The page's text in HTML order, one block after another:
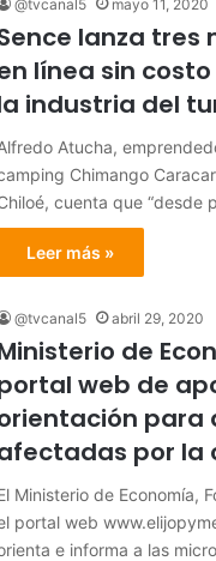
@tvcanal5 mayo 11, 2020
lanza tres
línea sin
industria del
Atucha,
Chimango
cuenta que “desde
Leer más »
@tvcanal5 abril 29, 2020
de
web de
para
por la
Ministerio de Economía,
portal web
e informa a las